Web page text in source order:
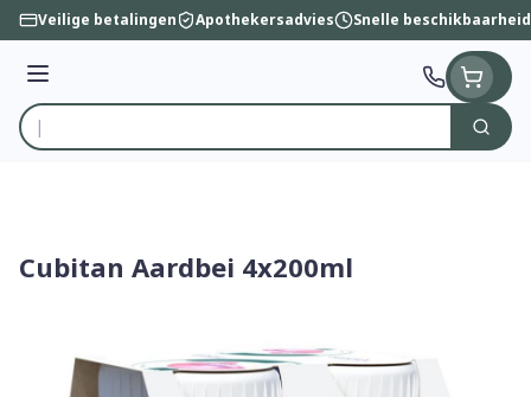
Ga naar de inhoud
Veilige betalingen Apothekersadvies Snelle beschikbaarheid
Menu
Product, merk, categorie...
Zoek
Cubitan Aardbei 4x200ml